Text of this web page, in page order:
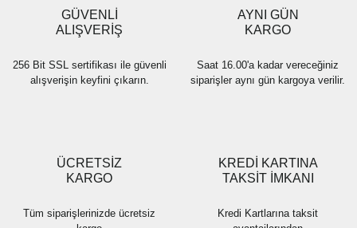
Ürün fiyatı diğer sitelerden daha pahalı.
Bu ürüne benzer farklı alternatifler olmalı.
GÜVENLİ
ALIŞVERİŞ
256 Bit SSL sertifikası ile güvenli
alışverişin keyfini çıkarın.
AYNI GÜN
KARGO
Saat 16.00'a kadar vereceğiniz
siparişler aynı gün kargoya verilir.
ÜCRETSİZ
KARGO
Tüm siparişlerinizde ücretsiz
KREDİ KARTINA
TAKSİT İMKANI
Kredi Kartlarına taksit